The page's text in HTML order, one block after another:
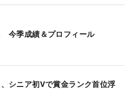
今季成績＆プロフィール
シニア初Vで賞金ランク首位浮